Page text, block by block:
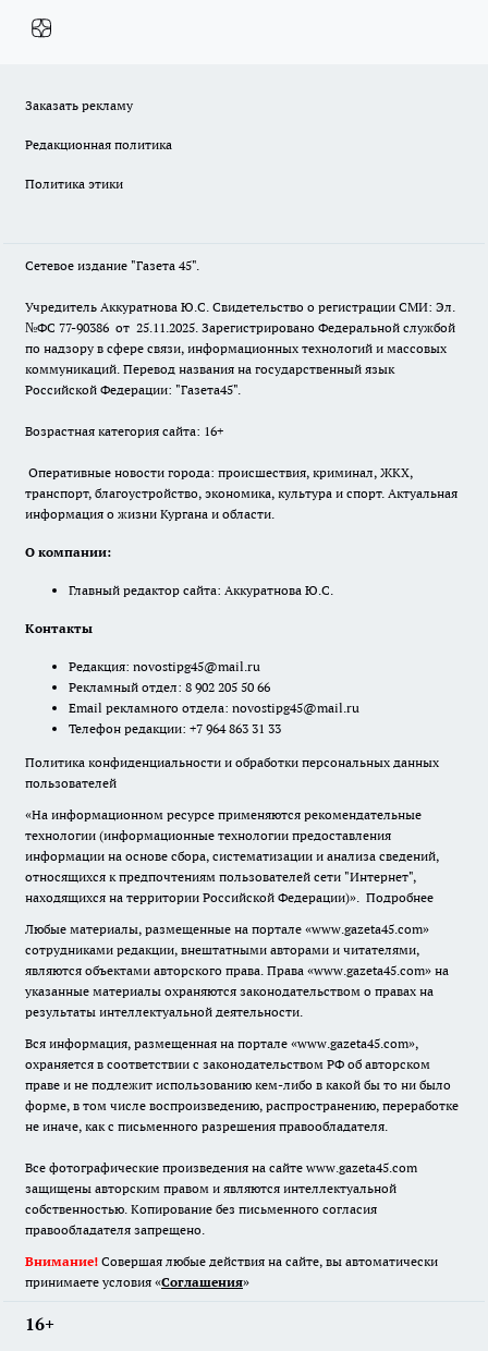
Заказать рекламу
Редакционная политика
Политика этики
Сетевое издание "Газета 45".
Учредитель Аккуратнова Ю.С. Свидетельство о регистрации СМИ: Эл.
№ФС 77-90386 от 25.11.2025. Зарегистрировано Федеральной службой
по надзору в сфере связи, информационных технологий и массовых
коммуникаций. Перевод названия на государственный язык
Российской Федерации: "Газета45".
Возрастная категория сайта: 16+
Оперативные новости города: происшествия, криминал, ЖКХ,
транспорт, благоустройство, экономика, культура и спорт. Актуальная
информация о жизни Кургана и области.
О компании:
Главный редактор сайта: Аккуратнова Ю.С.
Контакты
Редакция: novostipg45@mail.ru
Рекламный отдел: 8 902 205 50 66
Email рекламного отдела: novostipg45@mail.ru
Телефон редакции: +7 964 863 31 33
Политика конфиденциальности и обработки персональных данных
пользователей
«На информационном ресурсе применяются рекомендательные
технологии (информационные технологии предоставления
информации на основе сбора, систематизации и анализа сведений,
относящихся к предпочтениям пользователей сети "Интернет",
находящихся на территории Российской Федерации)». Подробнее
Любые материалы, размещенные на портале «www.gazeta45.com»
сотрудниками редакции, внештатными авторами и читателями,
являются объектами авторского права. Права «www.gazeta45.com» на
указанные материалы охраняются законодательством о правах на
результаты интеллектуальной деятельности.
Вся информация, размещенная на портале «www.gazeta45.com»,
охраняется в соответствии с законодательством РФ об авторском
праве и не подлежит использованию кем-либо в какой бы то ни было
форме, в том числе воспроизведению, распространению, переработке
не иначе, как с письменного разрешения правообладателя.
Все фотографические произведения на сайте www.gazeta45.com
защищены авторским правом и являются интеллектуальной
собственностью. Копирование без письменного согласия
правообладателя запрещено.
Внимание! Совершая любые действия на сайте, вы автоматически
принимаете условия «Cоглашения»
16+